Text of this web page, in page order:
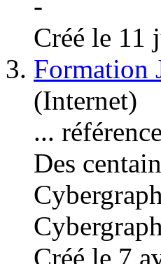
Créé le 11
3. Formation
(Internet)
...
Des
Créé le 7